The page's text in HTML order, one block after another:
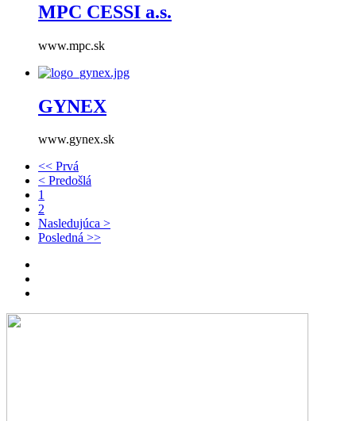
MPC CESSI a.s.
www.mpc.sk
GYNEX
www.gynex.sk
<< Prvá
< Predošlá
1
2
Nasledujúca >
Posledná >>